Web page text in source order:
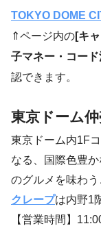
TOKYO DOME
⇑ページ内の[キ
子マネー・コー
認できます。
東京ドーム
東京ドーム内1F
なる、国際色豊
のグルメを味わう
クレープは内野1
【営業時間】